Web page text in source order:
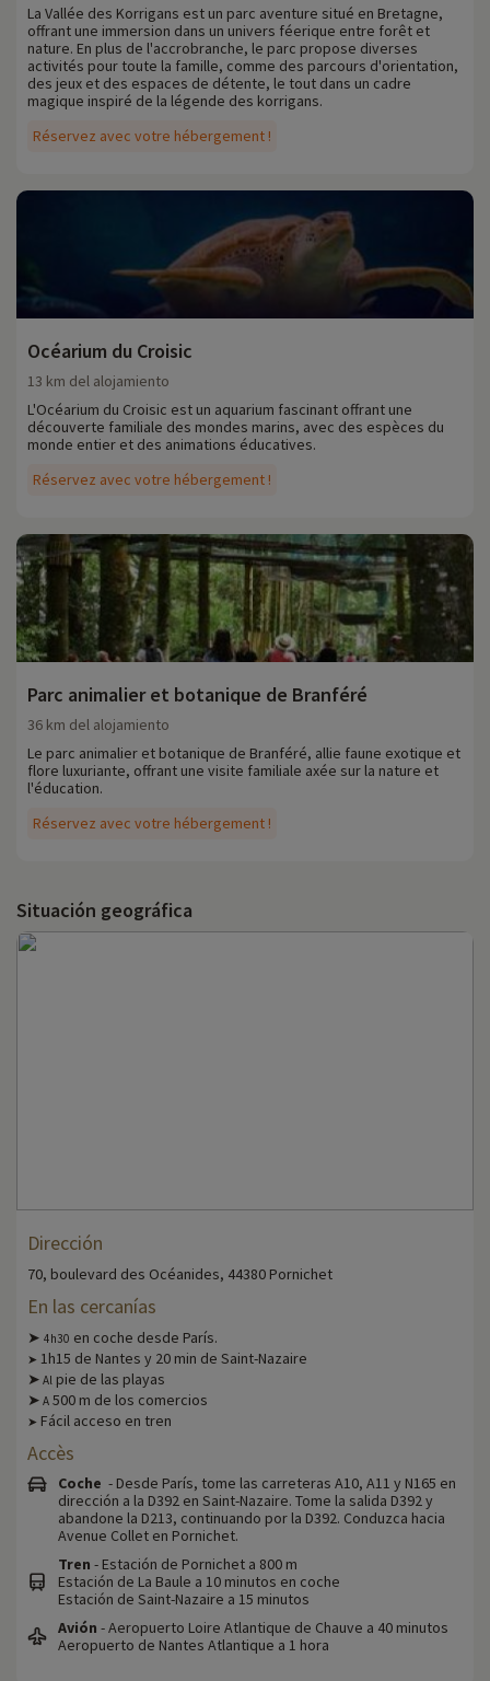
Réservez avec votre hébergement !
La Vallée des Korrigans est un parc aventure situé en Bretagne,
offrant une immersion dans un univers féerique entre forêt et
nature. En plus de l'accrobranche, le parc propose diverses
activités pour toute la famille, comme des parcours d'orientation,
des jeux et des espaces de détente, le tout dans un cadre
magique inspiré de la légende des korrigans.
Océarium du Croisic
Réservez avec votre hébergement !
13 km del alojamiento
L'Océarium du Croisic est un aquarium fascinant offrant une
découverte familiale des mondes marins, avec des espèces du
monde entier et des animations éducatives.
Parc animalier et botanique de Branféré
Réservez avec votre hébergement !
36 km del alojamiento
Le parc animalier et botanique de Branféré, allie faune exotique et
flore luxuriante, offrant une visite familiale axée sur la nature et
l'éducation.
Situación geográfica
Dirección
70, boulevard des Océanides, 44380 Pornichet
En las cercanías
➤ 4h30 en coche desde París.
➤ 1h15 de Nantes y 20 min de Saint-Nazaire
➤ Al pie de las playas
➤ A 500 m de los comercios
➤ Fácil acceso en tren
Accès
Coche - Desde París, tome las carreteras A10, A11 y N165 en
dirección a la D392 en Saint-Nazaire. Tome la salida D392 y
abandone la D213, continuando por la D392. Conduzca hacia
Avenue Collet en Pornichet.
Tren - Estación de Pornichet a 800 m
Estación de La Baule a 10 minutos en coche
Estación de Saint-Nazaire a 15 minutos
Avión - Aeropuerto Loire Atlantique de Chauve a 40 minutos
Aeropuerto de Nantes Atlantique a 1 hora